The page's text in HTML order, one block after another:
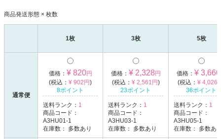
商品発送形態 × 枚数
1枚 3枚 5枚
通常便
価格： ¥ 820円
(税込： ¥ 902円)
8ポイント
送料ランク： 1
商品コード：
A3HU01-1
在庫数： 多数あり
価格： ¥ 2,328円
(税込： ¥ 2,561円)
23ポイント
送料ランク： 1
商品コード：
A3HU03-1
在庫数： 多数あり
価格： ¥ 3,660
(税込： ¥ 4,026
36ポイント
送料ランク： 1
商品コード：
A3HU05-1
在庫数： 多数あ